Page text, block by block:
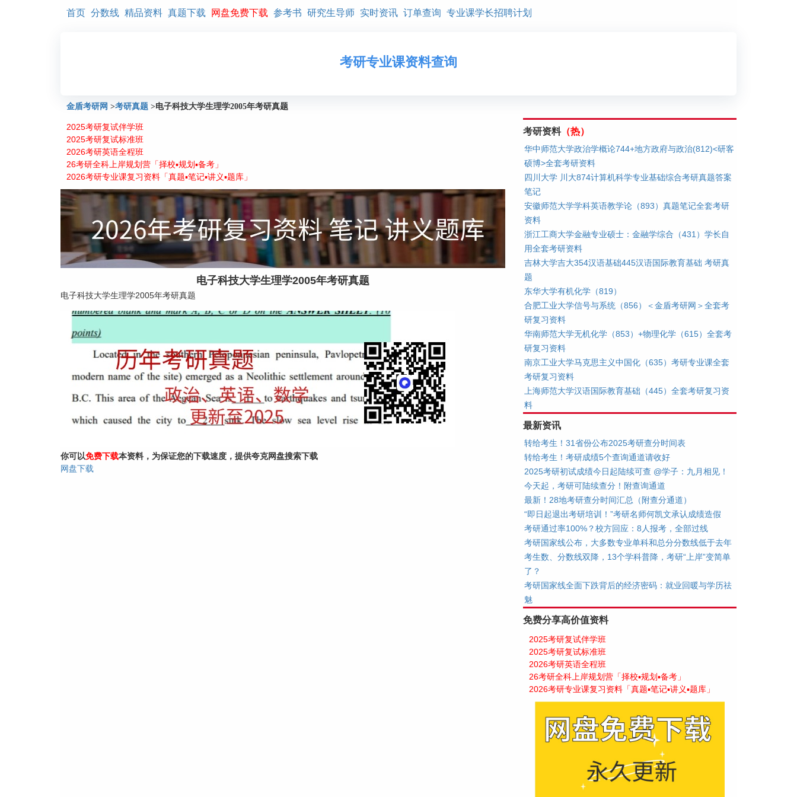
首页 分数线 精品资料 真题下载 网盘免费下载 参考书 研究生导师 实时资讯 订单查询 专业课学长招聘计划
考研专业课资料查询
金盾考研网 >考研真题 >电子科技大学生理学2005年考研真题
2025考研复试伴学班
2025考研复试标准班
2026考研英语全程班
26考研全科上岸规划营「择校▪规划▪备考」
2026考研专业课复习资料「真题▪笔记▪讲义▪题库」
电子科技大学生理学2005年考研真题
电子科技大学生理学2005年考研真题
你可以免费下载本资料，为保证您的下载速度，提供夸克网盘搜索下载
网盘下载
考研资料（热）
华中师范大学政治学概论744+地方政府与政治(812)<研客
硕博>全套考研资料
四川大学 川大874计算机科学专业基础综合考研真题答案
笔记
安徽师范大学学科英语教学论（893）真题笔记全套考研
资料
浙江工商大学金融专业硕士：金融学综合（431）学长自
用全套考研资料
吉林大学吉大354汉语基础445汉语国际教育基础 考研真
题
东华大学有机化学（819）
合肥工业大学信号与系统（856）＜金盾考研网＞全套考
研复习资料
华南师范大学无机化学（853）+物理化学（615）全套考
研复习资料
南京工业大学马克思主义中国化（635）考研专业课全套
考研复习资料
上海师范大学汉语国际教育基础（445）全套考研复习资
料
最新资讯
转给考生！31省份公布2025考研查分时间表
转给考生！考研成绩5个查询通道请收好
2025考研初试成绩今日起陆续可查 @学子：九月相见！
今天起，考研可陆续查分！附查询通道
最新！28地考研查分时间汇总（附查分通道）
“即日起退出考研培训！”考研名师何凯文承认成绩造假
考研通过率100%？校方回应：8人报考，全部过线
考研国家线公布，大多数专业单科和总分分数线低于去年
考生数、分数线双降，13个学科普降，考研“上岸”变简单
了？
考研国家线全面下跌背后的经济密码：就业回暖与学历祛
魅
免费分享高价值资料
2025考研复试伴学班
2025考研复试标准班
2026考研英语全程班
26考研全科上岸规划营「择校▪规划▪备考」
2026考研专业课复习资料「真题▪笔记▪讲义▪题库」